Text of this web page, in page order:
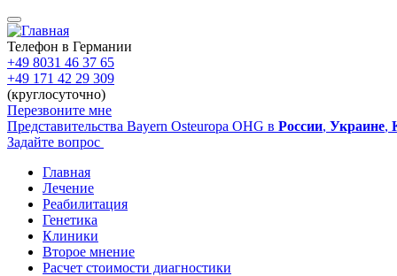
Перейти
к
основному
содержанию
Телефон в Германии
+49 8031 46 37 65
+49 171 42 29 309
(круглосуточно)
Перезвоните мне
Представительства Bayern Osteuropa OHG в России, Украине,
Задайте вопрос
Main
navigation
Главная
Лечение
Реабилитация
Генетика
Клиники
Второе мнение
Расчет стоимости диагностики